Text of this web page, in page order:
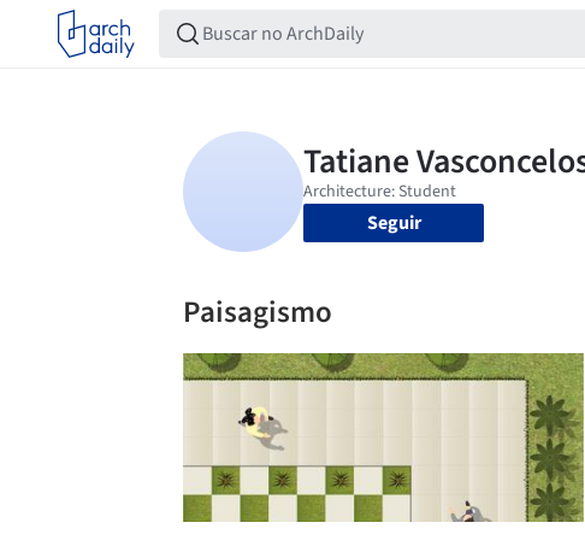
Seguir
Paisagismo